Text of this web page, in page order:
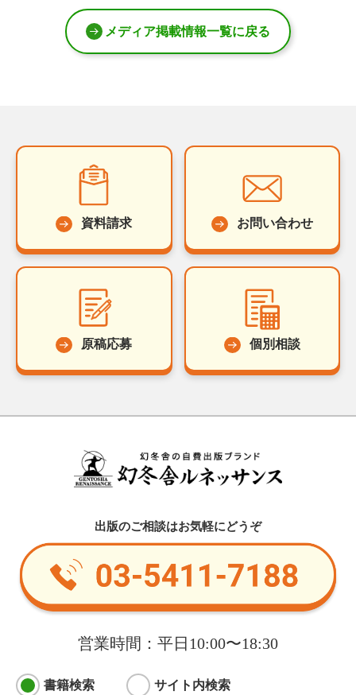
メディア掲載情報一覧に戻る
資料請求 お問い合わせ
原稿応募 個別相談
出版のご相談はお気軽にどうぞ
営業時間：平日10:00〜18:30
書籍検索 サイト内検索